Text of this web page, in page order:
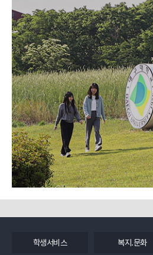
학생서비스 복지.문화